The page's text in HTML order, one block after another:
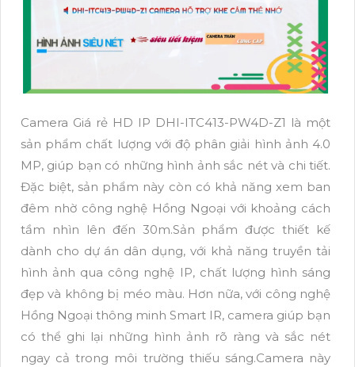
Camera Giá rẻ HD IP DHI-ITC413-PW4D-Z1 là một
sản phẩm chất lượng với độ phân giải hình ảnh 4.0
MP, giúp bạn có những hình ảnh sắc nét và chi tiết.
Đặc biệt, sản phẩm này còn có khả năng xem ban
đêm nhờ công nghệ Hồng Ngoại với khoảng cách
tầm nhìn lên đến 30m.Sản phẩm được thiết kế
dành cho dự án dân dụng, với khả năng truyền tải
hình ảnh qua công nghệ IP, chất lượng hình sáng
đẹp và không bị méo màu. Hơn nữa, với công nghệ
Hồng Ngoại thông minh Smart IR, camera giúp bạn
có thể ghi lại những hình ảnh rõ ràng và sắc nét
ngay cả trong môi trường thiếu sáng.Camera này